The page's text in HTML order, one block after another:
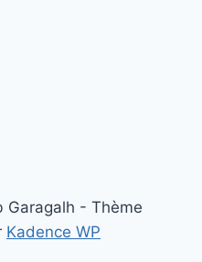
- Thème
Kadence WP